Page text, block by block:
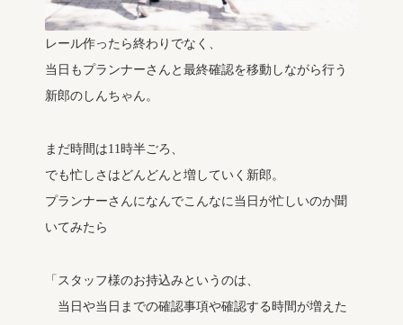
レール作ったら終わりでなく、
当日もプランナーさんと最終確認を移動しながら行う
新郎のしんちゃん。
まだ時間は11時半ごろ、
でも忙しさはどんどんと増していく新郎。
プランナーさんになんでこんなに当日が忙しいのか聞
いてみたら
「スタッフ様のお持込みというのは、
当日や当日までの確認事項や確認する時間が増えた